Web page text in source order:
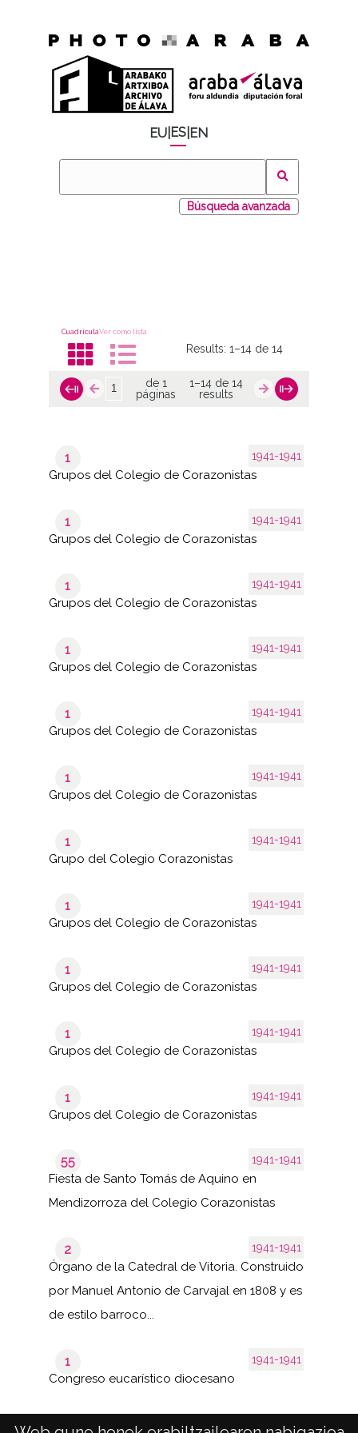
EU ES EN
Búsqueda avanzada
CuadrículaVer como lista
Results:1–14 de 14
de 1
páginas
1–14 de 14
results
1941-1941
1
Grupos del Colegio de Corazonistas
1941-1941
1
Grupos del Colegio de Corazonistas
1941-1941
1
Grupos del Colegio de Corazonistas
1941-1941
1
Grupos del Colegio de Corazonistas
1941-1941
1
Grupos del Colegio de Corazonistas
1941-1941
1
Grupos del Colegio de Corazonistas
1941-1941
1
Grupo del Colegio Corazonistas
1941-1941
1
Grupos del Colegio de Corazonistas
1941-1941
1
Grupos del Colegio de Corazonistas
1941-1941
1
Grupos del Colegio de Corazonistas
1941-1941
1
Grupos del Colegio de Corazonistas
1941-1941
55
Fiesta de Santo Tomás de Aquino en
Mendizorroza del Colegio Corazonistas
1941-1941
2
Órgano de la Catedral de Vitoria. Construido
por Manuel Antonio de Carvajal en 1808 y es
de estilo barroco...
1941-1941
1
Congreso eucarístico diocesano